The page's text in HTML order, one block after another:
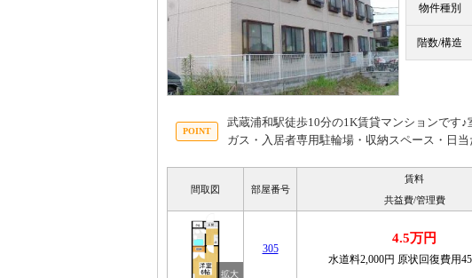
物件種別
階数/構造
武蔵浦和駅徒歩10分の1K賃貸マンションです
ガス・入居者専用駐輪場・収納スペース・日
間取図 部屋番号
賃料
共益費/管理費
305
4.5万円
水道料2,000円 原状回復費用